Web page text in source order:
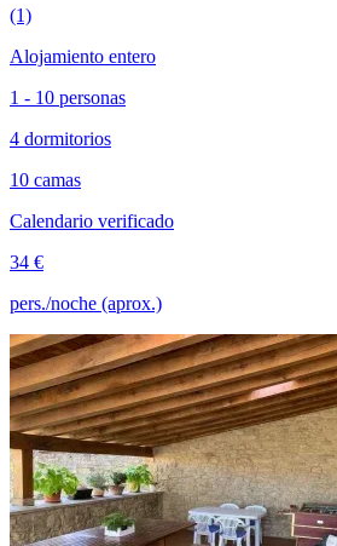
(1)
Alojamiento entero
1 - 10 personas
4 dormitorios
10 camas
Calendario verificado
34 €
pers./noche (aprox.)